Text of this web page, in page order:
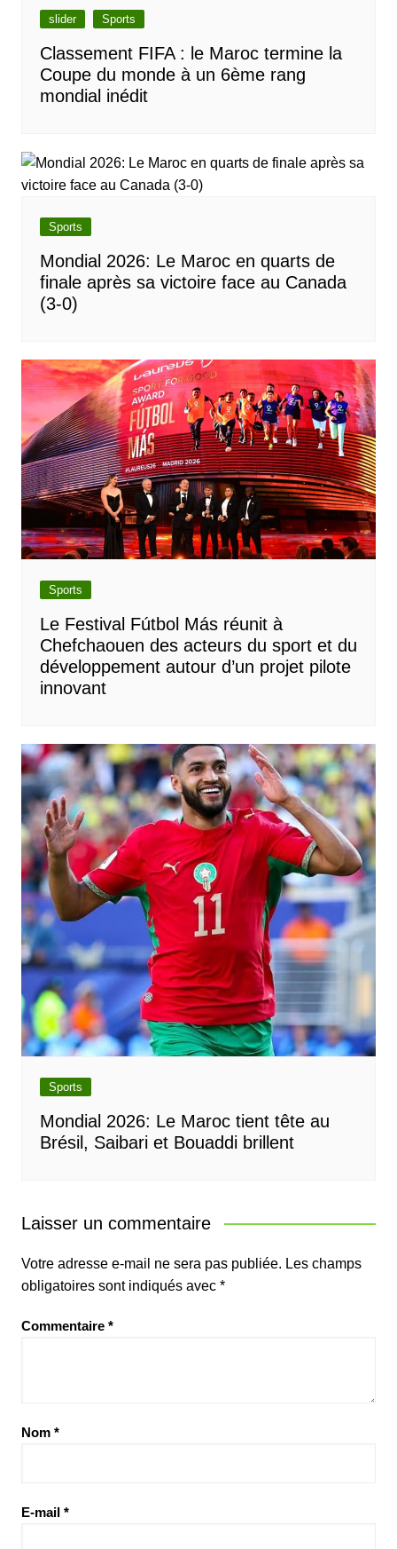
slider Sports
Classement FIFA : le Maroc termine la
Coupe du monde à un 6ème rang
mondial inédit
Sports
Mondial 2026: Le Maroc en quarts de
finale après sa victoire face au Canada
(3-0)
Sports
Le Festival Fútbol Más réunit à
Chefchaouen des acteurs du sport et du
développement autour d’un projet pilote
innovant
Sports
Mondial 2026: Le Maroc tient tête au
Brésil, Saibari et Bouaddi brillent
Laisser un commentaire
Votre adresse e-mail ne sera pas publiée. Les champs
obligatoires sont indiqués avec *
Commentaire *
Nom *
E-mail *